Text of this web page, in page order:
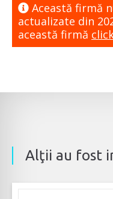
Această firmă
actualizate din
această firmă
Alţii au fost